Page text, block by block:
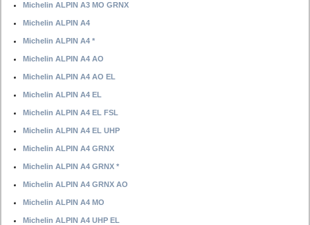
Michelin ALPIN A3 MO GRNX
Michelin ALPIN A4
Michelin ALPIN A4 *
Michelin ALPIN A4 AO
Michelin ALPIN A4 AO EL
Michelin ALPIN A4 EL
Michelin ALPIN A4 EL FSL
Michelin ALPIN A4 EL UHP
Michelin ALPIN A4 GRNX
Michelin ALPIN A4 GRNX *
Michelin ALPIN A4 GRNX AO
Michelin ALPIN A4 MO
Michelin ALPIN A4 UHP EL